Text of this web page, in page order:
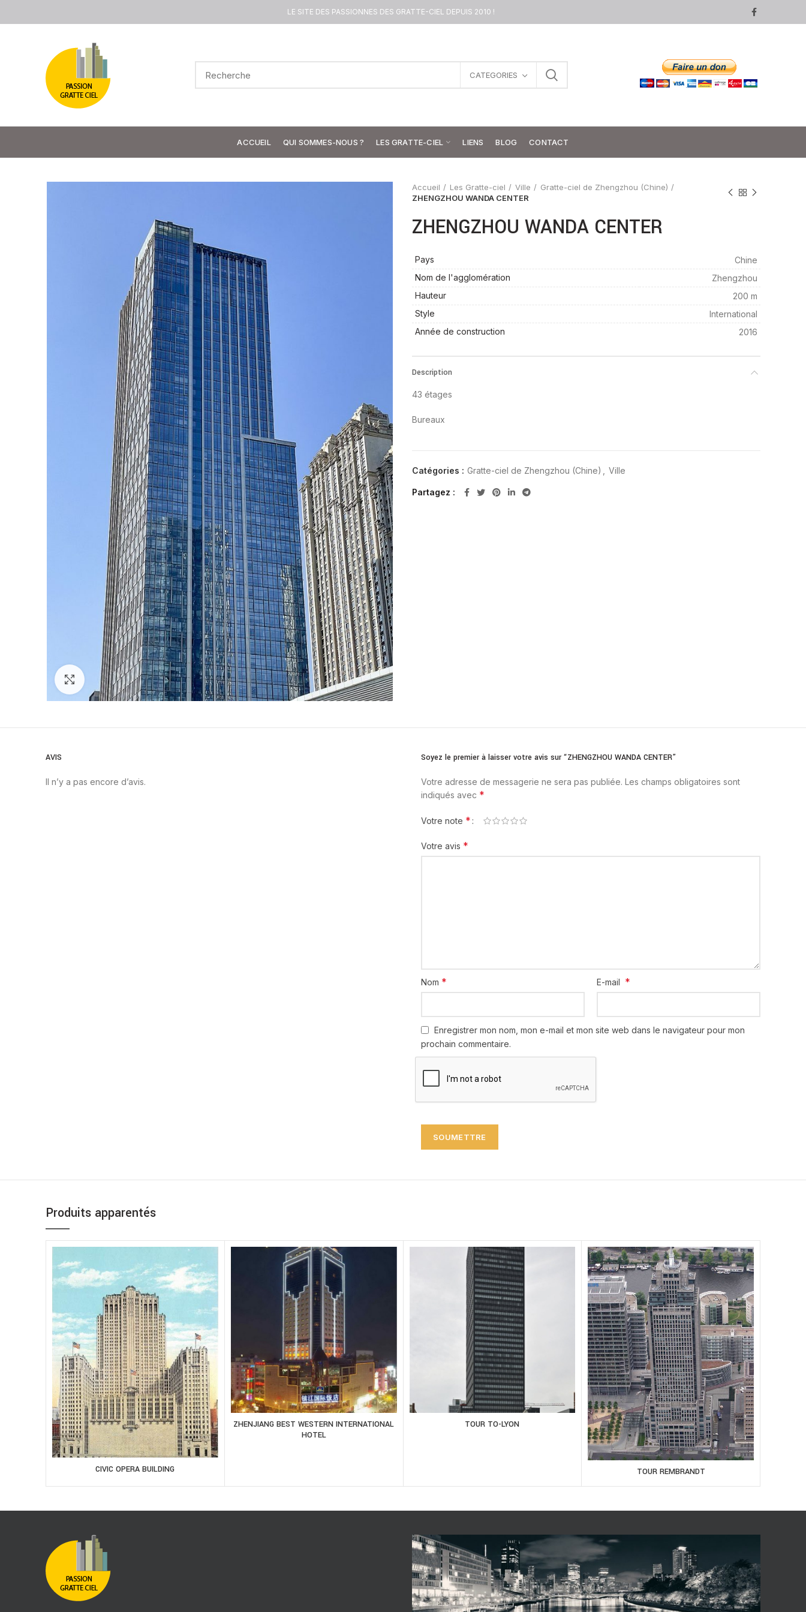
LE SITE DES PASSIONNES DES GRATTE-CIEL DEPUIS 2010 !
CATEGORIES
ACCUEIL QUI SOMMES-NOUS ? LES GRATTE-CIEL LIENS BLOG CONTACT
Zoom
Accueil Les Gratte-ciel Ville
Gratte-ciel de Zhengzhou (Chine)
ZHENGZHOU WANDA CENTER
ZHENGZHOU WANDA CENTER
Pays
Chine
Nom de l'agglomération
Zhengzhou
Hauteur
200 m
Style
International
Année de construction
2016
Description
43 étages
Bureaux
Catégories : Gratte-ciel de Zhengzhou (Chine) Ville
Partagez
AVIS
Il n’y a pas encore d’avis.
Soyez le premier à laisser votre avis sur “ZHENGZHOU WANDA CENTER”
Votre adresse de messagerie ne sera pas publiée. Les champs obligatoires sont
indiqués avec *
Votre note *
Votre avis *
Nom * E-mail *
Enregistrer mon nom, mon e-mail et mon site web dans le navigateur pour mon
prochain commentaire.
Produits apparentés
CIVIC OPERA BUILDING
ZHENJIANG BEST WESTERN INTERNATIONAL
HOTEL
TOUR TO-LYON
TOUR REMBRANDT